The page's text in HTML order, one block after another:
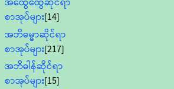
စာအုပ်များ[14]
အဘိဓမ္မာဆိုင်ရာ
စာအုပ်များ[217]
အဘိဓါန်ဆိုင်ရာ
စာအုပ်များ[15]